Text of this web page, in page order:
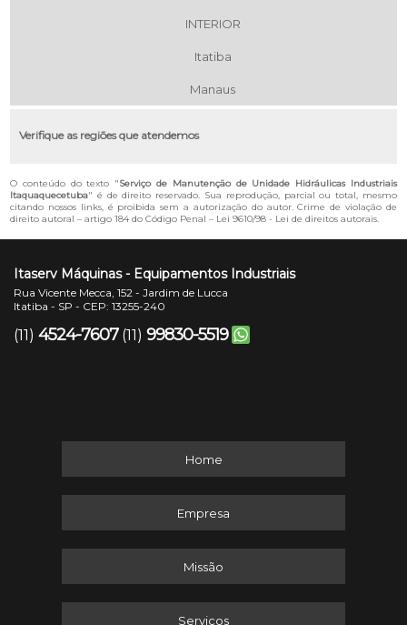
INTERIOR
Itatiba
Manaus
Verifique as regiões que atendemos
O conteúdo do texto "Serviço de Manutenção de Unidade Hidráulicas Industriais
Itaquaquecetuba" é de direito reservado. Sua reprodução, parcial ou total, mesmo
citando nossos links, é proibida sem a autorização do autor. Crime de violação de
direito autoral – artigo 184 do Código Penal – Lei 9610/98 - Lei de direitos autorais.
Itaserv Máquinas - Equipamentos Industriais
Rua Vicente Mecca, 152 - Jardim de Lucca
Itatiba - SP - CEP: 13255-240
(11) 4524-7607 (11) 99830-5519
Home
Empresa
Missão
Serviços